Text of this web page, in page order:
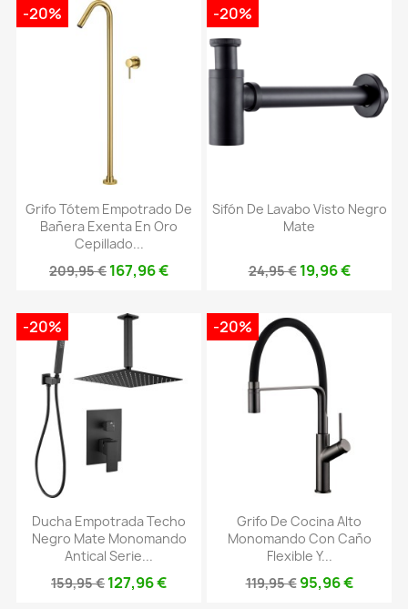
Grifo Tótem Empotrado De
Bañera Exenta En Oro
Cepillado...
209,95 € 167,96 €
-20%
Sifón De Lavabo Visto Negro
Mate
24,95 € 19,96 €
-20%
Ducha Empotrada Techo
Negro Mate Monomando
Antical Serie...
159,95 € 127,96 €
-20%
Grifo De Cocina Alto
Monomando Con Caño
Flexible Y...
119,95 € 95,96 €
-20%